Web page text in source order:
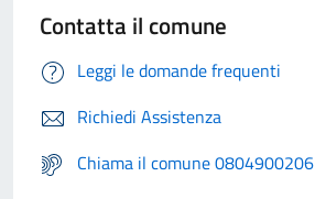
Contatta il comune
Leggi le domande frequenti
Richiedi Assistenza
Chiama il comune 0804900206